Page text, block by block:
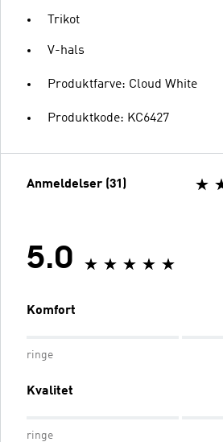
Trikot
V-hals
Produktfarve: Cloud White
Produktkode: KC6427
Anmeldelser (31)
5.0
Komfort
ringe
Kvalitet
ringe